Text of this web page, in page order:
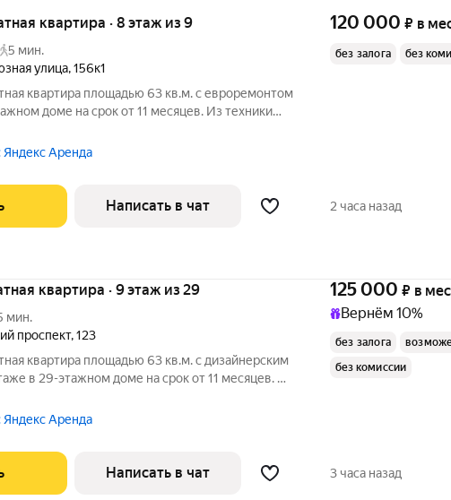
квартира · 8 этаж из 9
5 мин.
улица,156к1
квартира площадью 63 кв.м. с евроремонтом
доме на срок от 11 месяцев. Из техники
- панельный, окна выходят во двор. В подъезде
Яндекс Аренда
120 000 ₽ в
без залога без
Написать в чат 2 часа назад
квартира · 9 этаж из 29
мин.
проспект,123
квартира площадью 63 кв.м. с дизайнерским
в 29-этажном доме на срок от 11 месяцев. Из
Яндекс Аренда
125 000 ₽ в
Вернём 10%
без залога
без комиссии
Написать в чат 3 часа назад